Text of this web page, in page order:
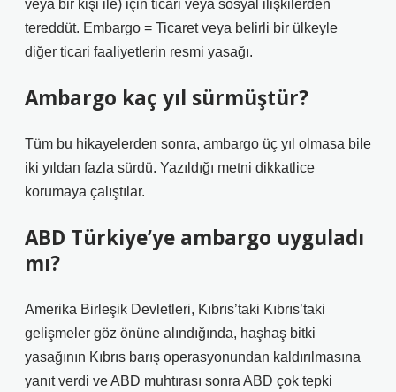
veya bir kişi ile) için ticari veya sosyal ilişkilerden
tereddüt. Embargo = Ticaret veya belirli bir ülkeyle
diğer ticari faaliyetlerin resmi yasağı.
Ambargo kaç yıl sürmüştür?
Tüm bu hikayelerden sonra, ambargo üç yıl olmasa bile
iki yıldan fazla sürdü. Yazıldığı metni dikkatlice
korumaya çalıştılar.
ABD Türkiye’ye ambargo uyguladı
mı?
Amerika Birleşik Devletleri, Kıbrıs’taki Kıbrıs’taki
gelişmeler göz önüne alındığında, haşhaş bitki
yasağının Kıbrıs barış operasyonundan kaldırılmasına
yanıt verdi ve ABD muhtırası sonra ABD çok tepki